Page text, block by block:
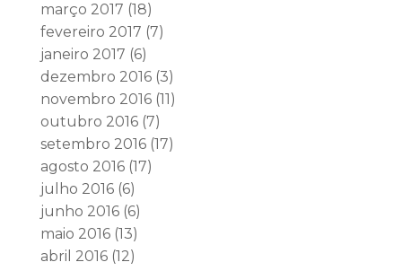
março 2017 (18)
fevereiro 2017 (7)
janeiro 2017 (6)
dezembro 2016(3)
novembro 2016(11)
outubro 2016(7)
setembro 2016(17)
agosto 2016(17)
julho 2016(6)
junho 2016(6)
maio 2016(13)
abril 2016(12)